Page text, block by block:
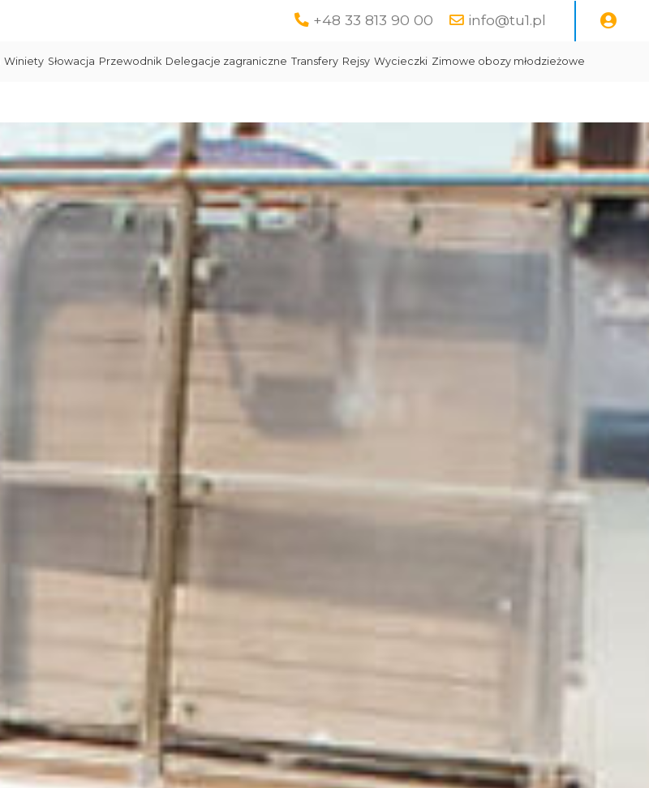
+48 33 813 90 00 info@tu1.pl
Winiety Słowacja Przewodnik Delegacje zagraniczne Transfery Rejsy Wycieczki Zimowe obozy młodzieżowe